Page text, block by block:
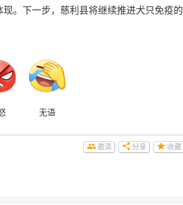
。下一步，慈利县将继续推进犬只免疫的
无语
收藏
分享
邀请